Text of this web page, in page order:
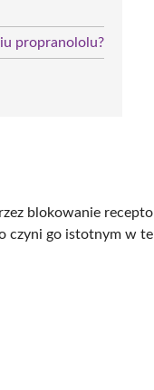
propranololu?
blokowanie
czyni go istotnym w